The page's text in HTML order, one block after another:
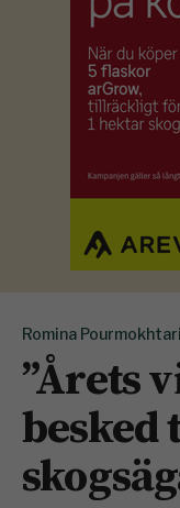
Romina
”Årets
besked